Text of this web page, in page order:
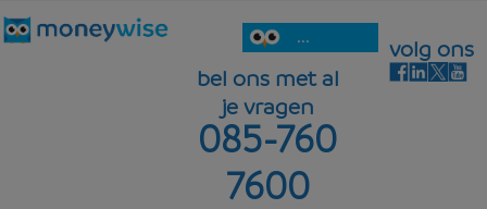
...
bel ons met al
je vragen
085-760
7600
volg ons